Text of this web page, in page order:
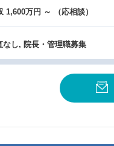
1,600万円 ～ （応相談）
なし, 院長・管理職募集